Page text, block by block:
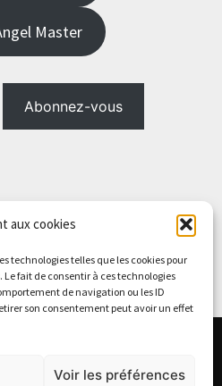
aux cookies
technologies telles que les cookies pour
fait de consentir à ces technologies
de navigation ou les ID
son consentement peut avoir un effet
Voir les préférences
Master
Abonnez-vous